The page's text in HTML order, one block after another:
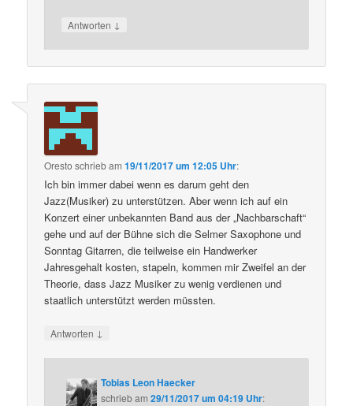
Antworten ↓
Oresto schriebam19/11/2017 um 12:05 Uhr:
Ich bin immer dabei wenn es darum geht den
Jazz(Musiker) zu unterstützen. Aber wenn ich auf ein
Konzert einer unbekannten Band aus der „Nachbarschaft“
gehe und auf der Bühne sich die Selmer Saxophone und
Sonntag Gitarren, die teilweise ein Handwerker
Jahresgehalt kosten, stapeln, kommen mir Zweifel an der
Theorie, dass Jazz Musiker zu wenig verdienen und
staatlich unterstützt werden müssten.
Antworten ↓
Tobias Leon Haecker
schriebam29/11/2017 um 04:19 Uhr: